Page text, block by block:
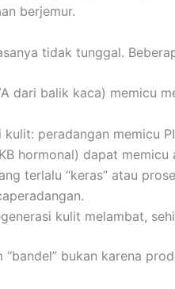
berjemur.
tidak tunggal.
dari balik kaca) memicu
peradangan memicu
hormonal) dapat memicu
terlalu “keras” atau
kulit melambat,
“bandel” bukan karena